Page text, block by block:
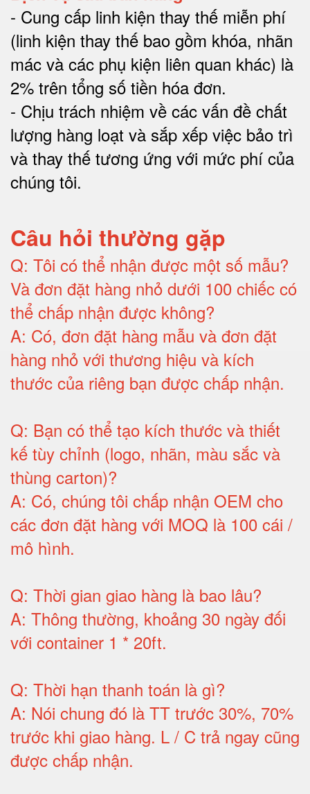
- Cung cấp linh kiện thay thế miễn phí
(linh kiện thay thế bao gồm khóa, nhãn
mác và các phụ kiện liên quan khác) là
2% trên tổng số tiền hóa đơn.
- Chịu trách nhiệm về các vấn đề chất
lượng hàng loạt và sắp xếp việc bảo trì
và thay thế tương ứng với mức phí của
chúng tôi.
Câu hỏi thường gặp
Q: Tôi có thể nhận được một số mẫu?
Và đơn đặt hàng nhỏ dưới 100 chiếc có
thể chấp nhận được không?
A: Có, đơn đặt hàng mẫu và đơn đặt
hàng nhỏ với thương hiệu và kích
thước của riêng bạn được chấp nhận.
Q: Bạn có thể tạo kích thước và thiết
kế tùy chỉnh (logo, nhãn, màu sắc và
thùng carton)?
A: Có, chúng tôi chấp nhận OEM cho
các đơn đặt hàng với MOQ là 100 cái /
mô hình.
Q: Thời gian giao hàng là bao lâu?
A: Thông thường, khoảng 30 ngày đối
với container 1 * 20ft.
Q: Thời hạn thanh toán là gì?
A: Nói chung đó là TT trước 30%, 70%
trước khi giao hàng. L / C trả ngay cũng
được chấp nhận.